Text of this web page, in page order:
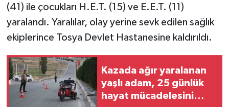
(41) ile çocukları H.E.T. (15) ve E.E.T. (11)
yaralandı. Yaralılar, olay yerine sevk edilen sağlık
ekiplerince Tosya Devlet Hastanesine kaldırıldı.
Kazada ağır yaralanan
yaşlı adam, 25 günlük
hayat mücadelesini